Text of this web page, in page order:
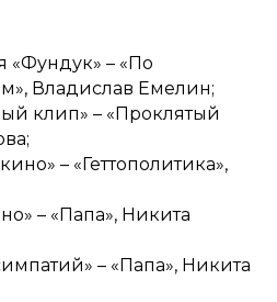
«Фундук» – «По
Владислав Емелин;
клип» – «Проклятый
– «Геттополитика»,
– «Папа», Никита
– «Папа», Никита